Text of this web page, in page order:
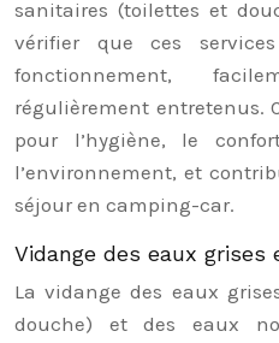
sanitaires (toilettes et
vérifier que ces
fonctionnement,
régulièrement entretenus.
pour l’hygiène, le
l’environnement, et
séjour en camping-car.
Vidange des eaux grises
La vidange des eaux
douche) et des eaux